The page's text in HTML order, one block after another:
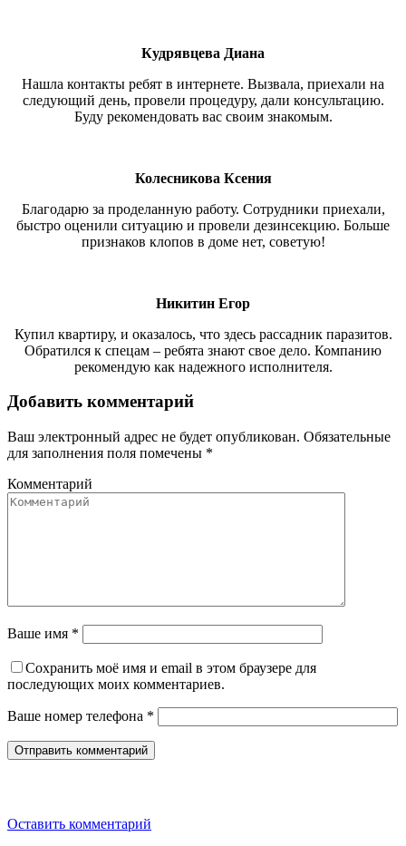
Кудрявцева Диана
Нашла контакты ребят в интернете. Вызвала, приехали на
следующий день, провели процедуру, дали консультацию.
Буду рекомендовать вас своим знакомым.
Колесникова Ксения
Благодарю за проделанную работу. Сотрудники приехали,
быстро оценили ситуацию и провели дезинсекцию. Больше
признаков клопов в доме нет, советую!
Никитин Егор
Купил квартиру, и оказалось, что здесь рассадник паразитов.
Обратился к спецам – ребята знают свое дело. Компанию
рекомендую как надежного исполнителя.
Добавить комментарий
Ваш электронный адрес не будет опубликован. Обязательные
для заполнения поля помечены *
Комментарий
Ваше имя *
Сохранить моё имя и email в этом браузере для
последующих моих комментариев.
Ваше номер телефона *
Оставить комментарий